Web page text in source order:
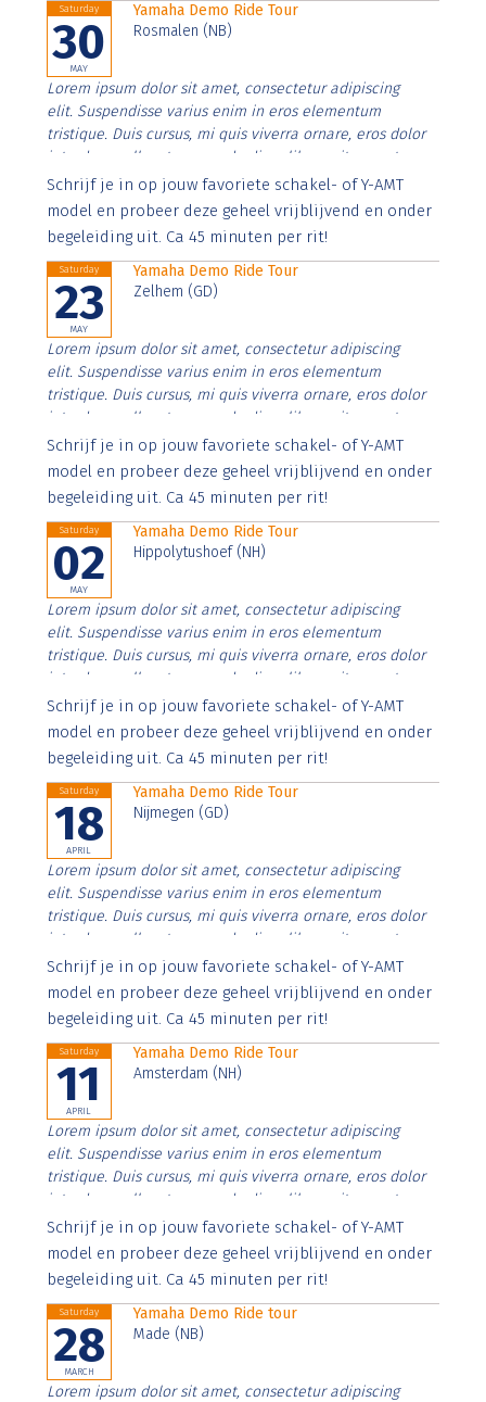
Saturday
30
MAY
Yamaha Demo Ride Tour
Rosmalen (NB)
Lorem ipsum dolor sit amet, consectetur adipiscing
elit. Suspendisse varius enim in eros elementum
tristique. Duis cursus, mi quis viverra ornare, eros dolor
interdum nulla, ut commodo diam libero vitae erat.
Aenean faucibus nibh et justo cursus id rutrum lorem
imperdiet. Nunc ut sem vitae risus tristique posuere.
Schrijf je in op jouw favoriete schakel- of Y-AMT
model en probeer deze geheel vrijblijvend en onder
begeleiding uit. Ca 45 minuten per rit!
Saturday
23
MAY
Yamaha Demo Ride Tour
Zelhem (GD)
Lorem ipsum dolor sit amet, consectetur adipiscing
elit. Suspendisse varius enim in eros elementum
tristique. Duis cursus, mi quis viverra ornare, eros dolor
interdum nulla, ut commodo diam libero vitae erat.
Aenean faucibus nibh et justo cursus id rutrum lorem
imperdiet. Nunc ut sem vitae risus tristique posuere.
Schrijf je in op jouw favoriete schakel- of Y-AMT
model en probeer deze geheel vrijblijvend en onder
begeleiding uit. Ca 45 minuten per rit!
Saturday
02
MAY
Yamaha Demo Ride Tour
Hippolytushoef (NH)
Lorem ipsum dolor sit amet, consectetur adipiscing
elit. Suspendisse varius enim in eros elementum
tristique. Duis cursus, mi quis viverra ornare, eros dolor
interdum nulla, ut commodo diam libero vitae erat.
Aenean faucibus nibh et justo cursus id rutrum lorem
imperdiet. Nunc ut sem vitae risus tristique posuere.
Schrijf je in op jouw favoriete schakel- of Y-AMT
model en probeer deze geheel vrijblijvend en onder
begeleiding uit. Ca 45 minuten per rit!
Saturday
18
APRIL
Yamaha Demo Ride Tour
Nijmegen (GD)
Lorem ipsum dolor sit amet, consectetur adipiscing
elit. Suspendisse varius enim in eros elementum
tristique. Duis cursus, mi quis viverra ornare, eros dolor
interdum nulla, ut commodo diam libero vitae erat.
Aenean faucibus nibh et justo cursus id rutrum lorem
imperdiet. Nunc ut sem vitae risus tristique posuere.
Schrijf je in op jouw favoriete schakel- of Y-AMT
model en probeer deze geheel vrijblijvend en onder
begeleiding uit. Ca 45 minuten per rit!
Saturday
11
APRIL
Yamaha Demo Ride Tour
Amsterdam (NH)
Lorem ipsum dolor sit amet, consectetur adipiscing
elit. Suspendisse varius enim in eros elementum
tristique. Duis cursus, mi quis viverra ornare, eros dolor
interdum nulla, ut commodo diam libero vitae erat.
Aenean faucibus nibh et justo cursus id rutrum lorem
imperdiet. Nunc ut sem vitae risus tristique posuere.
Schrijf je in op jouw favoriete schakel- of Y-AMT
model en probeer deze geheel vrijblijvend en onder
begeleiding uit. Ca 45 minuten per rit!
Saturday
28
MARCH
Yamaha Demo Ride tour
Made (NB)
Lorem ipsum dolor sit amet, consectetur adipiscing